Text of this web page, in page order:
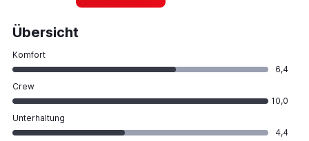
Übersicht
Komfort
6,4
Crew
10,0
Unterhaltung
4,4